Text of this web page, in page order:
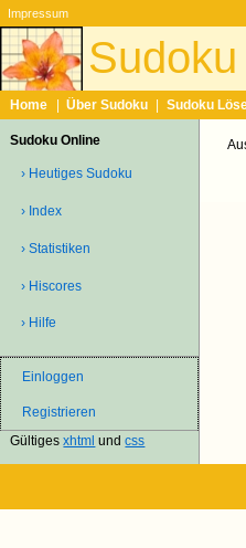
Impressum
Home Über Sudoku Sudoku
Sudoku Online
› Heutiges Sudoku
› Index
› Statistiken
› Hiscores
› Hilfe
Einloggen
Registrieren
Gültigesxhtml undcss